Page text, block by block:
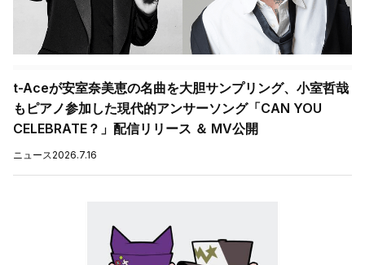
t-Aceが安室奈美恵の名曲を大胆サンプリング、小室哲哉
もピアノ参加した現代的アンサーソング「CAN YOU
CELEBRATE？」配信リリース ＆ MV公開
ニュース2026.7.16